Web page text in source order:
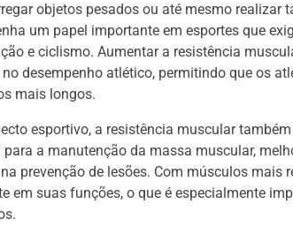
objetos pesados ou até mesmo realizar
um papel importante em esportes que
e ciclismo. Aumentar a resistência
desempenho atlético, permitindo que os
mais longos.
esportivo, a resistência muscular
para a manutenção da massa muscular,
prevenção de lesões. Com músculos mais
em suas funções, o que é especialmente